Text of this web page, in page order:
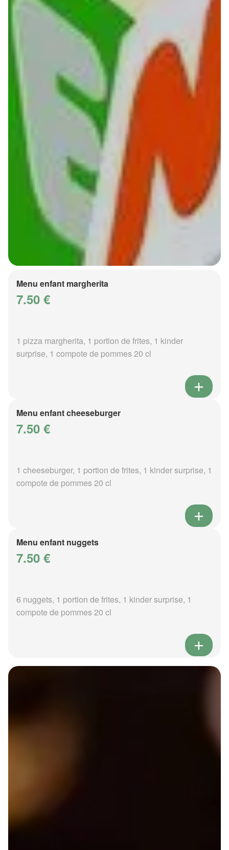
Menu enfant margherita
7.50 €
1 pizza margherita, 1 portion de frites, 1 kinder
surprise, 1 compote de pommes 20 cl
Menu enfant cheeseburger
7.50 €
1 cheeseburger, 1 portion de frites, 1 kinder surprise, 1
compote de pommes 20 cl
Menu enfant nuggets
7.50 €
6 nuggets, 1 portion de frites, 1 kinder surprise, 1
compote de pommes 20 cl